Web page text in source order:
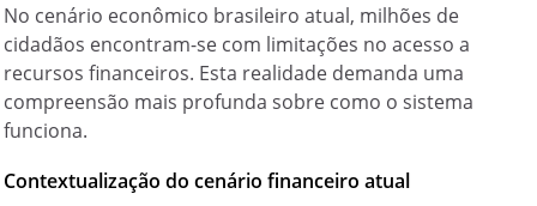
No cenário econômico brasileiro atual, milhões de
cidadãos encontram-se com limitações no acesso a
recursos financeiros. Esta realidade demanda uma
compreensão mais profunda sobre como o sistema
funciona.
Contextualização do cenário financeiro atual